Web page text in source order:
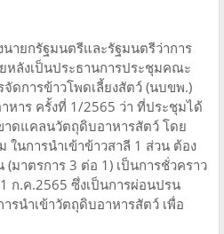
ายกรัฐมนตรีและรัฐมนตรีว่าการ
หลังเป็นประธานการประชุมคณะ
ดการข้าวโพดเลี้ยงสัตว์ (นบขพ.)
หาร ครั้งที่ 1/2565 ว่า ที่ประชุมได้
ดแคลนวัตถุดิบอาหารสัตว์ โดย
ในการนำเข้าข้าวสาลี 1 ส่วน ต้อง
มาตรการ 3 ต่อ 1) เป็นการชั่วคราว
ก.ค.2565 ซึ่งเป็นการผ่อนปรน
รนำเข้าวัตถุดิบอาหารสัตว์ เพื่อ